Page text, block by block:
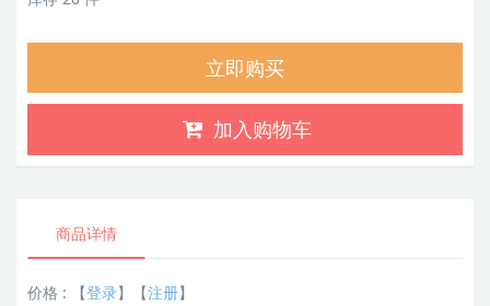
立即购买
加入购物车
商品详情
价格 : 【登录】【注册】